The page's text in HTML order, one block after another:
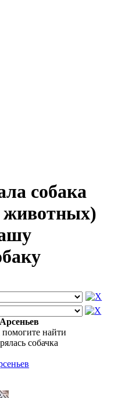
собака
животных)
помогите найти
собачка